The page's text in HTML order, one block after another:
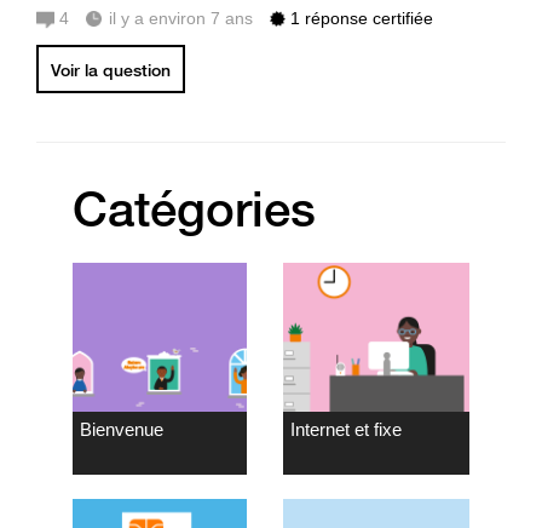
4 il y a environ 7 ans 1 réponse certifiée
Voir la question
Catégories
Bienvenue Internet et fixe